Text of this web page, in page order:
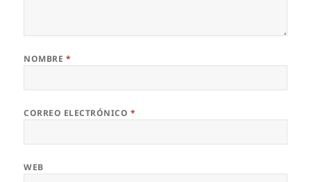
NOMBRE *
CORREO ELECTRÓNICO *
WEB